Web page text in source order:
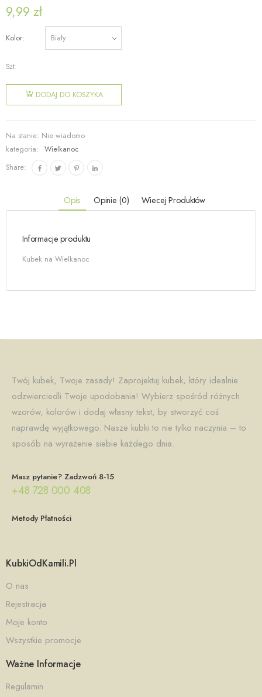
9,99 zł
Kolor
Szt:
Wielkanoc
DODAJ DO KOSZYKA
Na stanie: Nie wiadomo
kategoria:
Wielkanoc
Share:
Opis Opinie (0) Wiecej Produktów
Informacje produktu
Kubek na Wielkanoc
Twój kubek, Twoje zasady! Zaprojektuj kubek, który idealnie
odzwierciedli Twoje upodobania! Wybierz spośród różnych
wzorów, kolorów i dodaj własny tekst, by stworzyć coś
naprawdę wyjątkowego. Nasze kubki to nie tylko naczynia – to
sposób na wyrażenie siebie każdego dnia.
Masz pytanie? Zadzwoń 8-15
+48 728 000 408
Metody Płatności
KubkiOdKamili.pl
O nas
Rejestracja
Moje konto
Wszystkie promocje
Ważne Informacje
Regulamin